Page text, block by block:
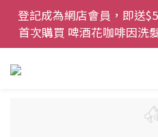
登記成為網店會員，即送
首次購買 啤酒花咖啡因洗
登記成為網店會員，即送
首次購買 啤酒花咖啡因洗
網店會員一年內累積消費
價貨 85 折，幫
今期優惠!! 濕疹救星 濕疹
裝 濕疹舒敏